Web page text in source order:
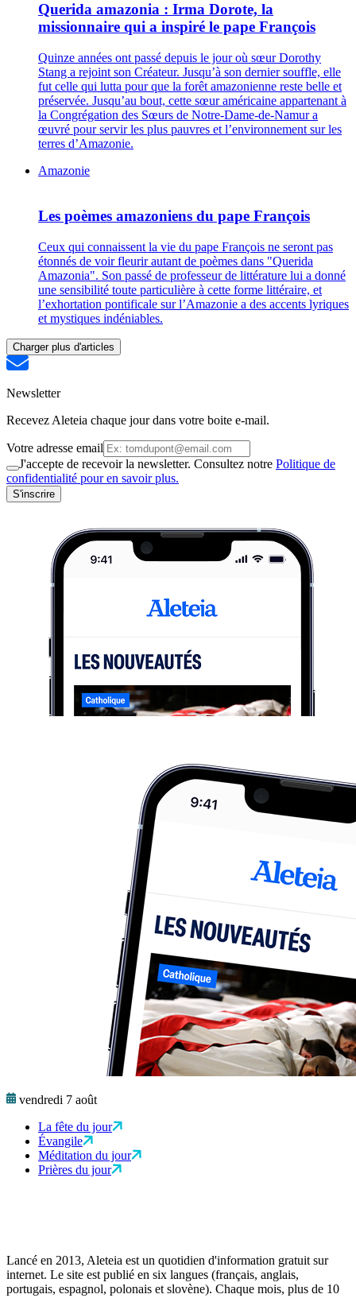
Querida amazonia : Irma Dorote, la
missionnaire qui a inspiré le pape François
Quinze années ont passé depuis le jour où sœur Dorothy
Stang a rejoint son Créateur. Jusqu’à son dernier souffle, elle
fut celle qui lutta pour que la forêt amazonienne reste belle et
préservée. Jusqu’au bout, cette sœur américaine appartenant à
la Congrégation des Sœurs de Notre-Dame-de-Namur a
œuvré pour servir les plus pauvres et l’environnement sur les
terres d’Amazonie.
Amazonie
Les poèmes amazoniens du pape François
Ceux qui connaissent la vie du pape François ne seront pas
étonnés de voir fleurir autant de poèmes dans "Querida
Amazonia". Son passé de professeur de littérature lui a donné
une sensibilité toute particulière à cette forme littéraire, et
l’exhortation pontificale sur l’Amazonie a des accents lyriques
et mystiques indéniables.
Charger plus d'articles
Newsletter
Recevez Aleteia chaque jour dans votre boite e-mail.
Votre adresse email
J'accepte de recevoir la newsletter. Consultez notre Politique de
confidentialité pour en savoir plus.
S'inscrire
vendredi 7 août
La fête du jour
Évangile
Méditation du jour
Prières du jour
Lancé en 2013, Aleteia est un quotidien d'information gratuit sur
internet. Le site est publié en six langues (français, anglais,
portugais, espagnol, polonais et slovène). Chaque mois, plus de 10